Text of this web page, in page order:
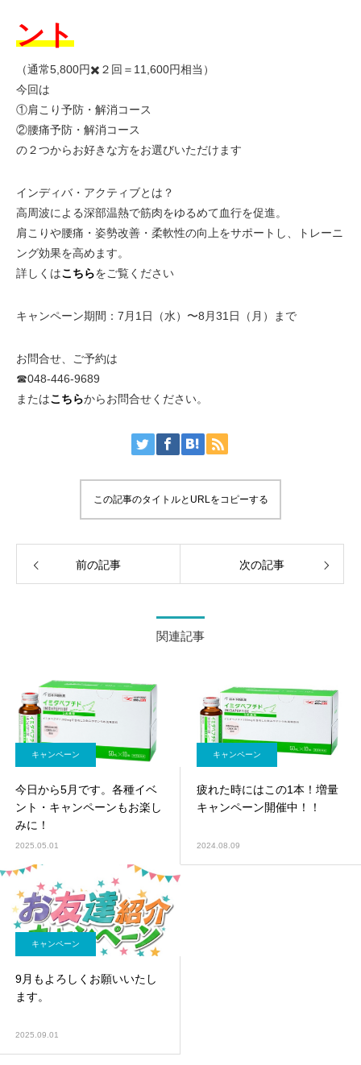
ント
（通常5,800円✖️２回＝11,600円相当）
今回は
①肩こり予防・解消コース
②腰痛予防・解消コース
の２つからお好きな方をお選びいただけます
インディバ・アクティブとは？
高周波による深部温熱で筋肉をゆるめて血行を促進。
肩こりや腰痛・姿勢改善・柔軟性の向上をサポートし、トレーニ
ング効果を高めます。
詳しくはこちらをご覧ください
キャンペーン期間：7月1日（水）〜8月31日（月）まで
お問合せ、ご予約は
☎︎048-446-9689
またはこちらからお問合せください。
この記事のタイトルとURLをコピーする
前の記事 次の記事
関連記事
キャンペーン
今日から5月です。各種イベ
ント・キャンペーンもお楽し
みに！
2025.05.01
キャンペーン
疲れた時にはこの1本！増量
キャンペーン開催中！！
2024.08.09
キャンペーン
9月もよろしくお願いいたし
ます。
2025.09.01